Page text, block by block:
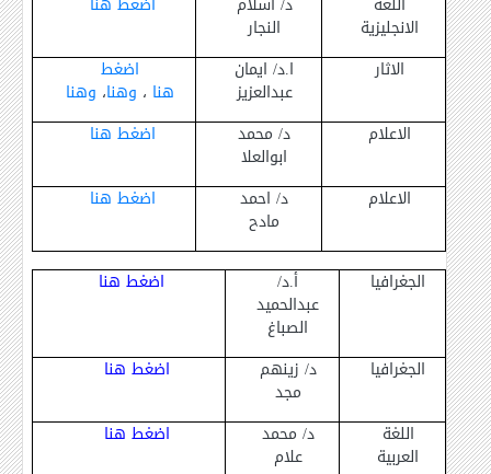
الانجليزية النجار
الاثار ا.د/ ايمان
عبدالعزيز
اضغط
هنا ، وهنا، وهنا
الاعلام
د/ محمد
ابوالعلا
اضغط هنا
الاعلام د/ احمد
مادح
اضغط هنا
الجغرافيا أ.د/
عبدالحميد
الصباغ
اضغط هنا
الجغرافيا د/ زينهم
مجد
اضغط هنا
اللغة
العربية
د/ محمد
علام
اضغط هنا